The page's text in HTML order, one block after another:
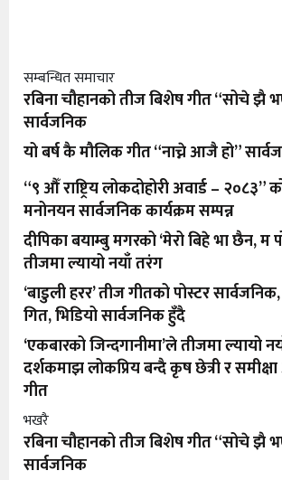
सम्बन्धित समाचार
रबिना चौहानको तीज बिशेष गीत “सोचे झै
सार्वजनिक
यो बर्ष कै मौलिक गीत “नाच्ने आजै हो”
“९ औँ राष्ट्रिय लोकदोहोरी अवार्ड – २०८३”
मनोनयन सार्वजनिक कार्यक्रम सम्पन्न
दीपिका बयाम्बु मगरको ‘मेरो बिहे भा छैन, म
तीजमा ल्यायो नयाँ तरंग
‘बाडुली हरर’ तीज गीतको पोस्टर
गित, भिडियो सार्वजनिक हुँदै
‘एकबारको जिन्दगानीमा’ले तीजमा ल्यायो
दर्शकमाझ लोकप्रिय बन्दै कृष छेत्री र
गीत
भखरै
रबिना चौहानको तीज बिशेष गीत “सोचे झै
सार्वजनिक